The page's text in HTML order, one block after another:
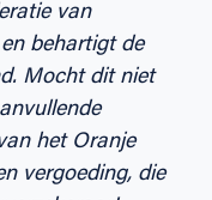
van
behartigt de
Mocht dit niet
het Oranje
vergoeding, die